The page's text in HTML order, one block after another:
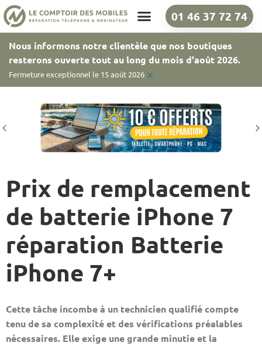
01 46 37 72 74
Nous informons notre clientèle que nos boutiques
resterons ouverte tout au long du mois d'août 2026.
Fermeture exceptionnel le 15 août 2026 ×
Prix de remplacement
de batterie iPhone 7
réparation Batterie
iPhone 7+
Cette tâche incombe à un technicien qualifié compte
tenu de sa complexité et des vérifications préalables
nécessaires. Elle exige une grande minutie et la